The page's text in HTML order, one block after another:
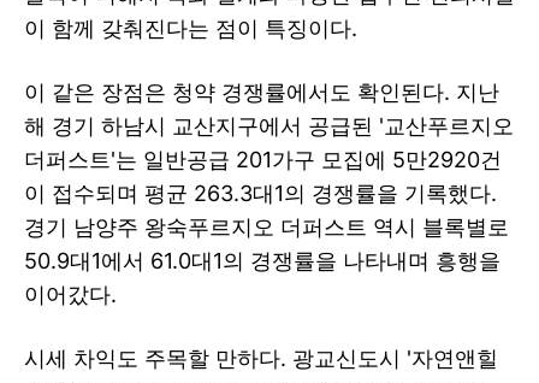
이 함께 갖춰진다는 점이 특징이다.
이 같은 장점은 청약 경쟁률에서도 확인된다. 지난
해 경기 하남시 교산지구에서 공급된 '교산푸르지오
더퍼스트'는 일반공급 201가구 모집에 5만2920건
이 접수되며 평균 263.3대1의 경쟁률을 기록했다.
경기 남양주 왕숙푸르지오 더퍼스트 역시 블록별로
50.9대1에서 61.0대1의 경쟁률을 나타내며 흥행을
이어갔다.
시세 차익도 주목할 만하다. 광교신도시 '자연앤힐